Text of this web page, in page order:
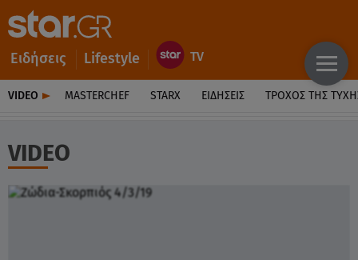
Ειδήσεις Lifestyle
VIDEO MASTERCHEF STARX ΕΙΔΉΣΕΙΣ ΤΡΟΧΌΣ ΤΗΣ
VIDEO